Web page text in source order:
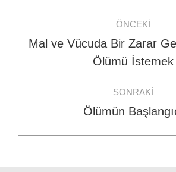
navigation
ÖNCEKI
Previous
post:
Mal ve Vücuda Bir Zarar
Ölümü İstemek
SONRAKI
Next
Ölümün